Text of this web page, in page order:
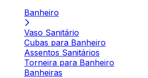
Banheiro
Vaso Sanitário
Cubas para Banheiro
Assentos Sanitários
Torneira para Banheiro
Banheiras